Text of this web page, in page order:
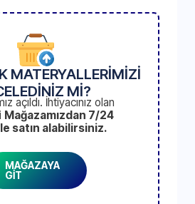
MATERYALLERİMİZİ
Mİ?
açıldı. İhtiyacınız olan
Mağazamızdan 7/24
satın alabilirsiniz.
MAĞAZAYA
GİT